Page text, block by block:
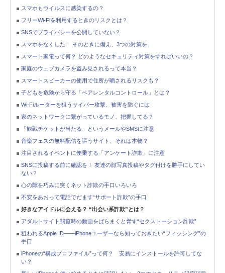
スマホもウイルスに感染するの？
フリーWi-Fiを利用するときのリスクとは？
SNSでプライバシーを公開していない？
スマホをなくした！ そのときに備え、3つの対策を
スマート家電って何？ どのようなセキュリティ対策をすればいいの？
家庭のウェブカメラを盗み見されるって本当？
スマートスピーカーの使用で住所が晒されるリスクも？
子どもを危険から守る「ペアレンタルコントロール」とは？
Wi-Fiルーターを狙うサイバー攻撃、被害を防ぐには
家のネットワークに繋がっているモノ、把握してる？
「観戦チケットが当たる」というメールやSMSに注意
音楽フェスの無料配信を謳うサイト、それは本物？
注目されるイベントに便乗する「アンケート詐欺」に注意
SNSに投稿する前に確認を！ 友達の顔写真投稿やタグ付けを勝手にしてい
ない？
心の隙を巧みに突くネット詐欺の手口いろいろ
不安をあおって電話でだます“サポート詐欺”の手口
好きなアイドルに会える？ “出会い系詐欺”とは？
アダルトサイト閲覧時の動画をばらまくと脅す“セクストーション詐欺”
狙われるApple ID――iPhoneユーザーなら知っておきたい“フィッシング”の
手口
iPhoneの“構成プロファイル”って何？ 安易にインストールを許可してな
い？